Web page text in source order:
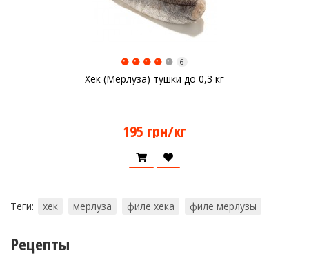
Хек (Мерлуза) тушки до 0,3 кг
6
195 грн/кг
Теги: хек мерлуза филе хека филе мерлузы
Рецепты